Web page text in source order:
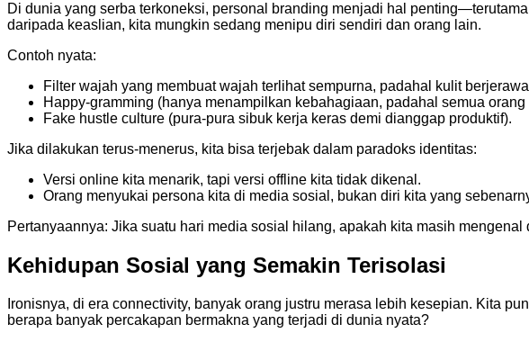
Di dunia yang serba terkoneksi, personal branding menjadi hal
daripada keaslian, kita mungkin sedang menipu diri sendiri dan orang lain.
Contoh nyata:
Filter wajah yang membuat wajah terlihat sempurna, padahal kulit
Happy-gramming (hanya menampilkan kebahagiaan, padahal semua orang
Fake hustle culture (pura-pura sibuk kerja keras demi dianggap produktif).
Jika dilakukan terus-menerus, kita bisa terjebak dalam paradoks identitas:
Versi online kita menarik, tapi versi offline kita tidak dikenal.
Orang menyukai persona kita di media sosial, bukan diri kita yang
Pertanyaannya: Jika suatu hari media sosial hilang, apakah kita masih mengenal
Kehidupan Sosial yang Semakin Terisolasi
Ironisnya, di era connectivity, banyak orang justru merasa lebih kesepian. Kita
berapa banyak percakapan bermakna yang terjadi di dunia nyata?